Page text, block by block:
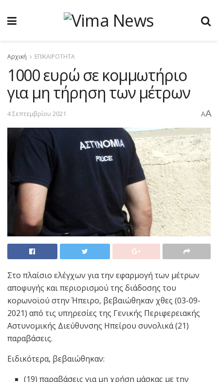
Αρχική ΕΠΙΚΑΙΡΟΤΗΤΑ
1000 ευρώ σε κομμωτήριο
για μη τήρηση των μέτρων
4 Σεπτεμβρίου 2021 AA
Στο πλαίσιο ελέγχων για την εφαρμογή των μέτρων
αποφυγής και περιορισμού της διάδοσης του
κορωνοϊού στην Ήπειρο, βεβαιώθηκαν χθες (03-09-
2021) από τις υπηρεσίες της Γενικής Περιφερειακής
Αστυνομικής Διεύθυνσης Ηπείρου συνολικά (21)
παραβάσεις.
Ειδικότερα, βεβαιώθηκαν:
(19) παραβάσεις για μη χρήση μάσκας με την